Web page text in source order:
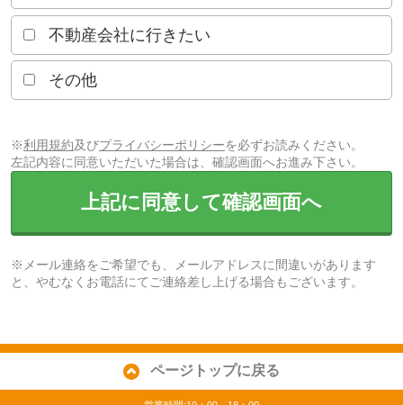
不動産会社に行きたい
その他
※利用規約及びプライバシーポリシーを必ずお読みください。
左記内容に同意いただいた場合は、確認画面へお進み下さい。
上記に同意して確認画面へ
※メール連絡をご希望でも、メールアドレスに間違いがあります
と、やむなくお電話にてご連絡差し上げる場合もございます。
ページトップに戻る